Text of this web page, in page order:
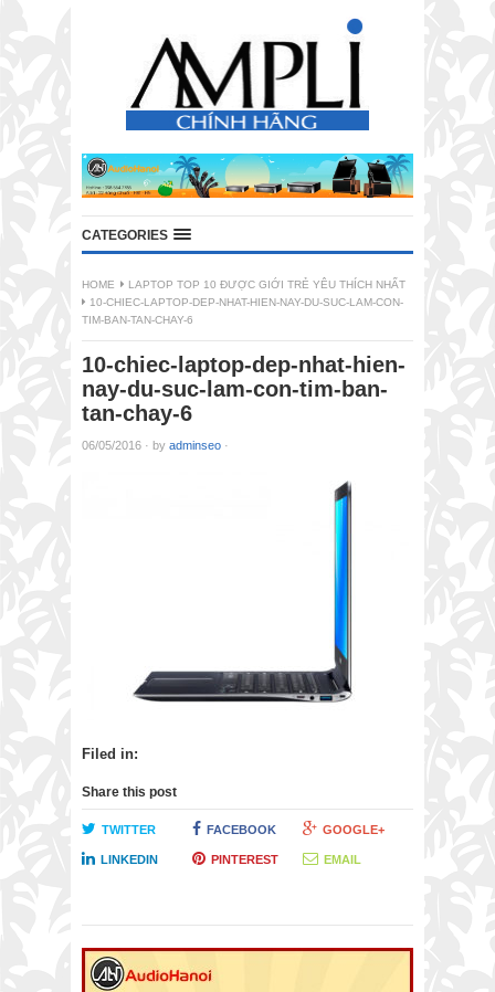
CATEGORIES
HOME
LAPTOP TOP 10 ĐƯỢC GIỚI TRẺ YÊU THÍCH NHẤT
10-CHIEC-LAPTOP-DEP-NHAT-HIEN-NAY-DU-SUC-LAM-CON-
TIM-BAN-TAN-CHAY-6
10-chiec-laptop-dep-nhat-hien-
nay-du-suc-lam-con-tim-ban-
tan-chay-6
06/05/2016 · by adminseo ·
Filed in:
Share this post
TWITTER FACEBOOK GOOGLE+
LINKEDIN PINTEREST EMAIL